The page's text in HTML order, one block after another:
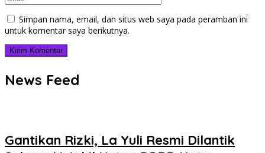
Simpan nama, email, dan situs web saya pada peramban ini
untuk komentar saya berikutnya.
News Feed
Gantikan Rizki, La Yuli Resmi Dilantik